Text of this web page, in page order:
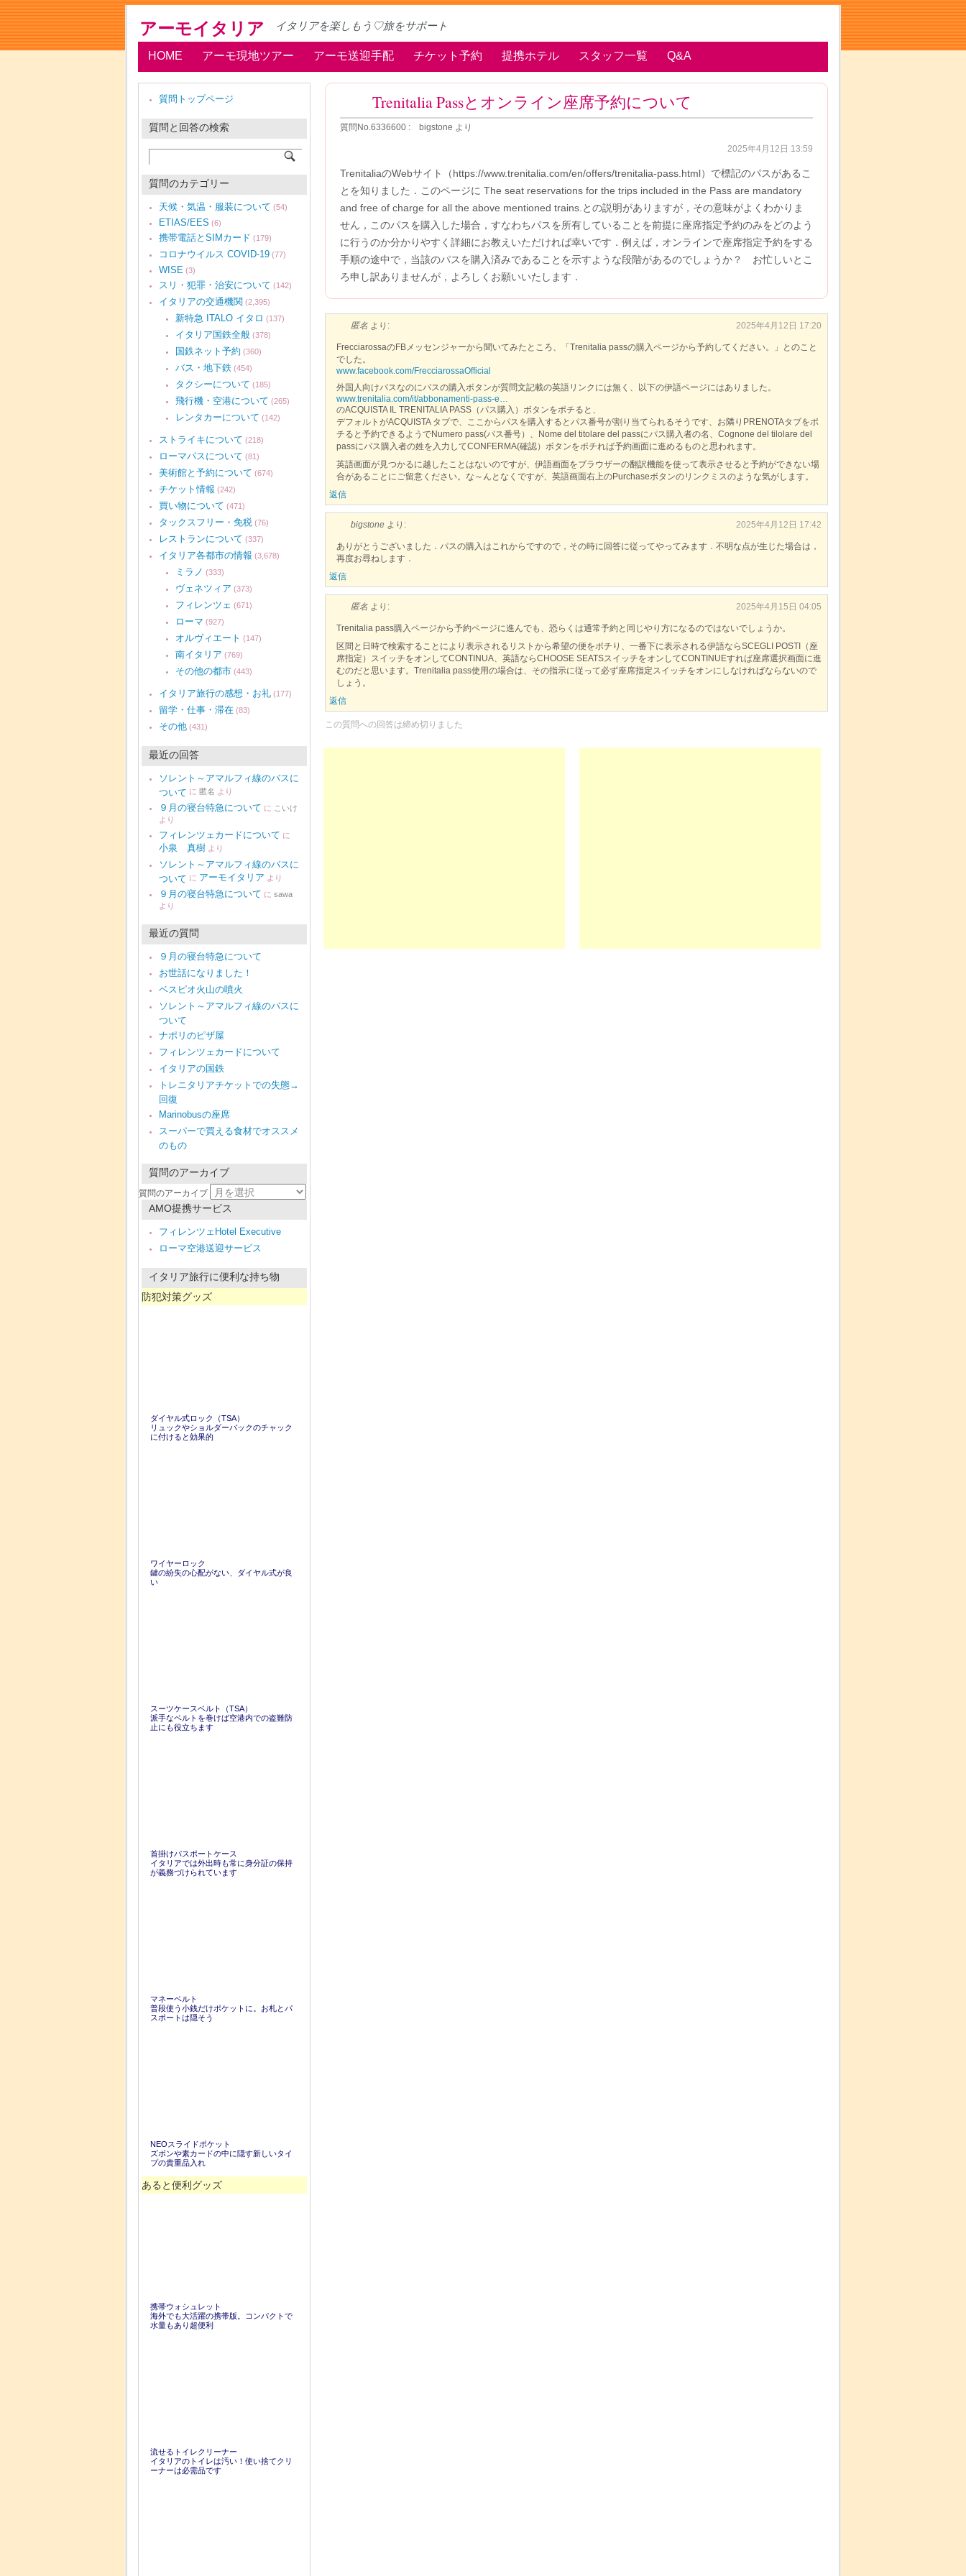
アーモイタリア イタリアを楽しもう♡旅をサポート
HOME アーモ現地ツアー アーモ送迎手配 チケット予約 提携ホテル スタッフ一覧 Q&A
Trenitalia Passとオンライン座席予約について
質問No.6336600 : bigstone より
2025年4月12日 13:59
TrenitaliaのWebサイト（https://www.trenitalia.com/en/offers/trenitalia-pass.html）で標記のパスがあるこ
とを知りました．このページに The seat reservations for the trips included in the Pass are mandatory
and free of charge for all the above mentioned trains.との説明がありますが，その意味がよくわかりま
せん，このパスを購入した場合，すなわちパスを所有していることを前提に座席指定予約のみをどのよう
に行うのか分かりやすく詳細にお教えいただければ幸いです．例えば，オンラインで座席指定予約をする
手順の途中で，当該のパスを購入済みであることを示すような段階があるのでしょうか？ お忙しいとこ
ろ申し訳ありませんが，よろしくお願いいたします．
匿名 より: 2025年4月12日 17:20
FrecciarossaのFBメッセンジャーから聞いてみたところ、「Trenitalia passの購入ページから予約してください。」とのこと
でした。
www.facebook.com/FrecciarossaOfficial
外国人向けパスなのにパスの購入ボタンが質問文記載の英語リンクには無く、以下の伊語ページにはありました。
www.trenitalia.com/it/abbonamenti-pass-e…
のACQUISTA IL TRENITALIA PASS（パス購入）ボタンをポチると、
デフォルトがACQUISTA タブで、ここからパスを購入するとパス番号が割り当てられるそうです、お隣りPRENOTAタブをポ
チると予約できるようでNumero pass(パス番号）、Nome del titolare del passにパス購入者の名、Cognone del tilolare del
passにパス購入者の姓を入力してCONFERMA(確認）ボタンをポチれば予約画面に進めるものと思われます。
英語画面が見つかるに越したことはないのですが、伊語画面をブラウザーの翻訳機能を使って表示させると予約ができない場
合があることにご留意ください。な～んとなくですが、英語画面右上のPurchaseボタンのリンクミスのような気がします。
返信
bigstone より: 2025年4月12日 17:42
ありがとうございました．パスの購入はこれからですので，その時に回答に従ってやってみます．不明な点が生じた場合は，
再度お尋ねします．
返信
匿名 より: 2025年4月15日 04:05
Trenitalia pass購入ページから予約ページに進んでも、恐らくは通常予約と同じやり方になるのではないでしょうか。
区間と日時で検索することにより表示されるリストから希望の便をポチり、一番下に表示される伊語ならSCEGLI POSTI（座
席指定）スイッチをオンしてCONTINUA、英語ならCHOOSE SEATSスイッチをオンしてCONTINUEすれば座席選択画面に進
むのだと思います。Trenitalia pass使用の場合は、その指示に従って必ず座席指定スイッチをオンにしなければならないので
しょう。
返信
この質問への回答は締め切りました
質問トップページ
質問と回答の検索
質問のカテゴリー
天候・気温・服装について (54)
ETIAS/EES (6)
携帯電話とSIMカード (179)
コロナウイルス COVID-19 (77)
WISE (3)
スリ・犯罪・治安について (142)
イタリアの交通機関 (2,395)
新特急 ITALO イタロ (137)
イタリア国鉄全般 (378)
国鉄ネット予約 (360)
バス・地下鉄 (454)
タクシーについて (185)
飛行機・空港について (265)
レンタカーについて (142)
ストライキについて (218)
ローマパスについて (81)
美術館と予約について (674)
チケット情報 (242)
買い物について (471)
タックスフリー・免税 (76)
レストランについて (337)
イタリア各都市の情報 (3,678)
ミラノ (333)
ヴェネツィア (373)
フィレンツェ (671)
ローマ (927)
オルヴィエート (147)
南イタリア (769)
その他の都市 (443)
イタリア旅行の感想・お礼 (177)
留学・仕事・滞在 (83)
その他 (431)
最近の回答
ソレント～アマルフィ線のバスに
ついて に 匿名 より
９月の寝台特急について に こいけ
より
フィレンツェカードについて に
小泉 真樹 より
ソレント～アマルフィ線のバスに
ついて に アーモイタリア より
９月の寝台特急について に sawa
より
最近の質問
９月の寝台特急について
お世話になりました！
ベスピオ火山の噴火
ソレント～アマルフィ線のバスに
ついて
ナポリのピザ屋
フィレンツェカードについて
イタリアの国鉄
トレニタリアチケットでの失態→
回復
Marinobusの座席
スーパーで買える食材でオススメ
のもの
質問のアーカイブ
質問のアーカイブ
AMO提携サービス
フィレンツェHotel Executive
ローマ空港送迎サービス
イタリア旅行に便利な持ち物
防犯対策グッズ
ダイヤル式ロック（TSA）
リュックやショルダーバックのチャック
に付けると効果的
ワイヤーロック
鍵の紛失の心配がない、ダイヤル式が良
い
スーツケースベルト（TSA）
派手なベルトを巻けば空港内での盗難防
止にも役立ちます
首掛けパスポートケース
イタリアでは外出時も常に身分証の保持
が義務づけられています
マネーベルト
普段使う小銭だけポケットに。お札とパ
スポートは隠そう
NEOスライドポケット
ズボンや素カードの中に隠す新しいタイ
プの貴重品入れ
あると便利グッズ
携帯ウォシュレット
海外でも大活躍の携帯版。コンパクトで
水量もあり超便利
流せるトイレクリーナー
イタリアのトイレは汚い！使い捨てクリ
ーナーは必需品です